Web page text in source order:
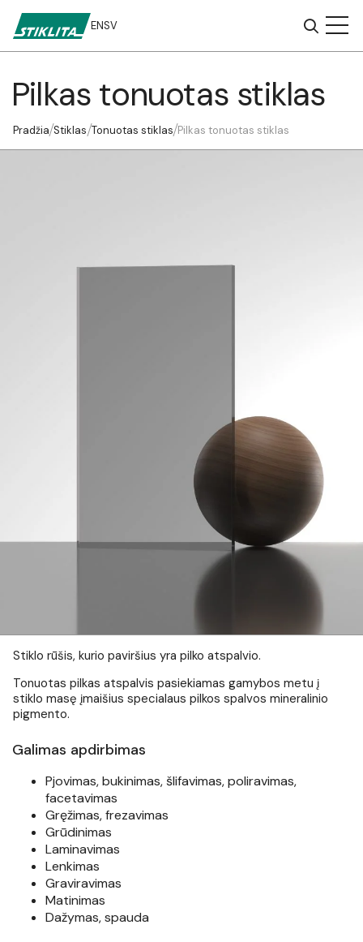
turinį
ENSV
Pilkas tonuotas stiklas
Pradžia Stiklas Tonuotas stiklas Pilkas tonuotas stiklas
Stiklo rūšis, kurio paviršius yra pilko atspalvio.
Tonuotas pilkas atspalvis pasiekiamas gamybos metu į
stiklo masę įmaišius specialaus pilkos spalvos mineralinio
pigmento.
Galimas apdirbimas
Pjovimas, bukinimas, šlifavimas, poliravimas,
facetavimas
Gręžimas, frezavimas
Grūdinimas
Laminavimas
Lenkimas
Graviravimas
Matinimas
Dažymas, spauda